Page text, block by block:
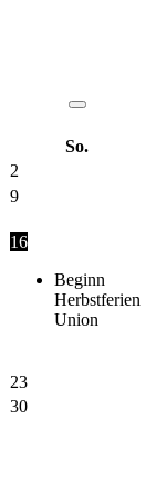
So.
2
9
16
Beginn
Herbstferien
Union
23
30